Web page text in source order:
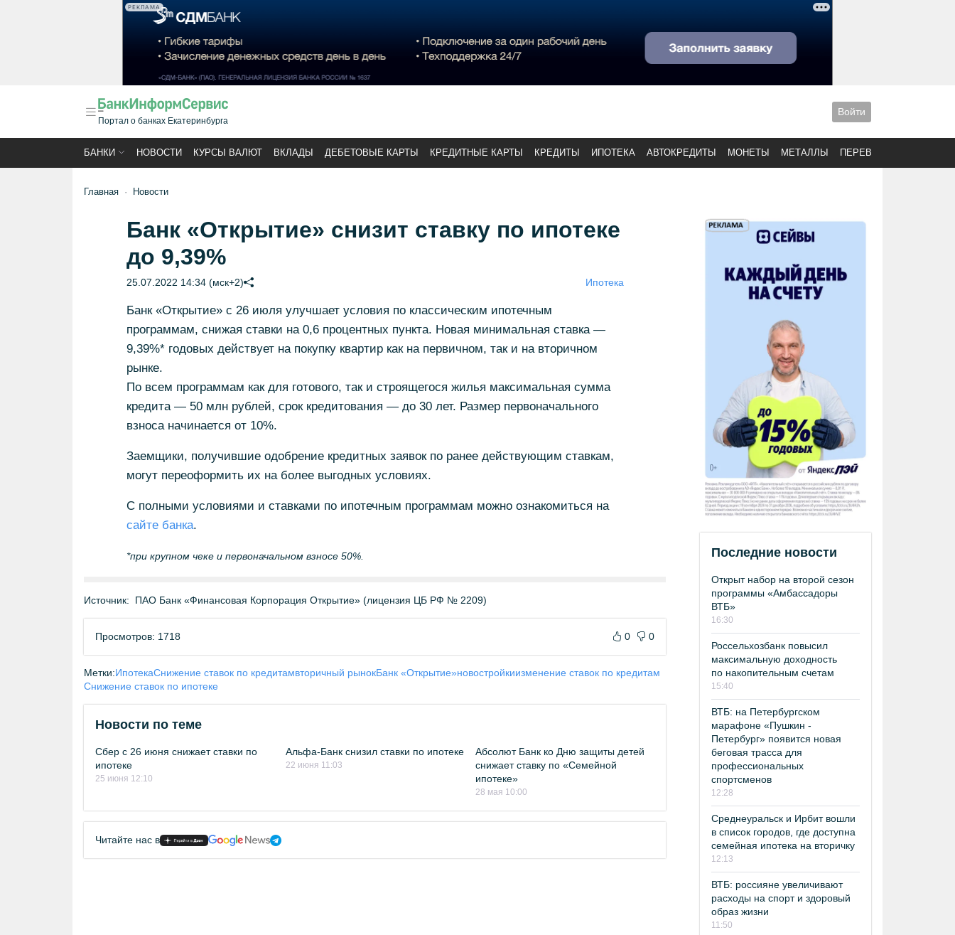
РЕКЛАМА
Портал о банках Екатеринбурга
Войти
БАНКИ НОВОСТИ КУРСЫ ВАЛЮТ ВКЛАДЫ ДЕБЕТОВЫЕ КАРТЫ КРЕДИТНЫЕ КАРТЫ КРЕДИТЫ ИПОТЕКА АВТОКРЕДИТЫ МОНЕТЫ МЕТАЛЛЫ ПЕРЕВОДЫ
Главная Новости
Банк «Открытие» снизит ставку по ипотеке
до 9,39%
25.07.2022 14:34 (мск+2) Ипотека
Банк «Открытие» с 26 июля улучшает условия по классическим ипотечным
программам, снижая ставки на 0,6 процентных пункта. Новая минимальная ставка —
9,39%* годовых действует на покупку квартир как на первичном, так и на вторичном
рынке.
По всем программам как для готового, так и строящегося жилья максимальная сумма
кредита — 50 млн рублей, срок кредитования — до 30 лет. Размер первоначального
взноса начинается от 10%.
Заемщики, получившие одобрение кредитных заявок по ранее действующим ставкам,
могут переоформить их на более выгодных условиях.
С полными условиями и ставками по ипотечным программам можно ознакомиться на
сайте банка.
*при крупном чеке и первоначальном взносе 50%.
Источник: ПАО Банк «Финансовая Корпорация Открытие» (лицензия ЦБ РФ № 2209)
Просмотров: 1718 0 0
Метки:ИпотекаСнижение ставок по кредитамвторичный рынокБанк «Открытие»новостройкиизменение ставок по кредитам
Снижение ставок по ипотеке
Новости по теме
Сбер с 26 июня снижает ставки по
ипотеке
25 июня 12:10
Альфа-Банк снизил ставки по ипотеке
22 июня 11:03
Абсолют Банк ко Дню защиты детей
снижает ставку по «Семейной
ипотеке»
28 мая 10:00
Читайте нас в
Последние новости
Открыт набор на второй сезон
программы «Амбассадоры
ВТБ»
16:30
Россельхозбанк повысил
максимальную доходность
по накопительным счетам
15:40
ВТБ: на Петербургском
марафоне «Пушкин -
Петербург» появится новая
беговая трасса для
профессиональных
спортсменов
12:28
Среднеуральск и Ирбит вошли
в список городов, где доступна
семейная ипотека на вторичку
12:13
ВТБ: россияне увеличивают
расходы на спорт и здоровый
образ жизни
11:50